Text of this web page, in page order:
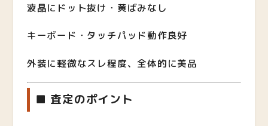
液晶にドット抜け・黄ばみなし
キーボード・タッチパッド動作良好
外装に軽微なスレ程度、全体的に美品
■ 査定のポイント